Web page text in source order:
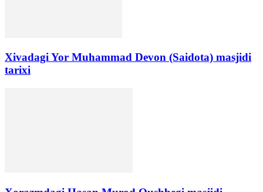
Xivadagi Yor Muhammad Devon (Saidota) masjidi
tarixi